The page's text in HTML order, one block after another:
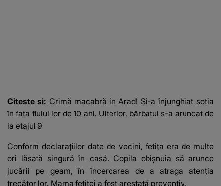
Citeste si: Crimă macabră în Arad! Și-a înjunghiat soția
în fața fiului lor de 10 ani. Ulterior, bărbatul s-a aruncat de
la etajul 9
Conform declarațiilor date de vecini, fetița era de multe
ori lăsată singură în casă. Copila obișnuia să arunce
jucării pe geam, în încercarea de a atraga atenția
trecătorilor. Mama fetiței a fost arestată preventiv.